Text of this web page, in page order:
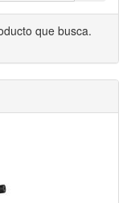
que busca.